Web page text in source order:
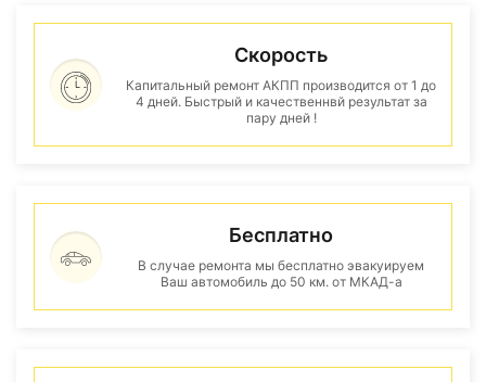
Скорость
Капитальный ремонт АКПП производится от 1 до
4 дней. Быстрый и качественнвй результат за
пару дней !
Бесплатно
В случае ремонта мы бесплатно эвакуируем
Ваш автомобиль до 50 км. от МКАД-а